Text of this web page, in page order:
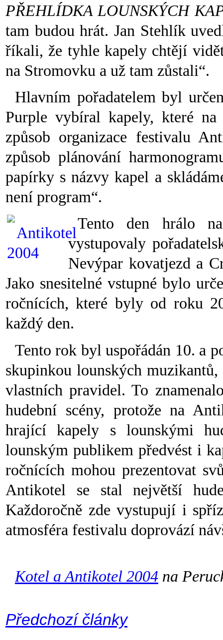
PŘEHLÍDKA LOUNSKÝCH
tam budou hrát. Jan Stehlík
říkali, že tyhle kapely chtějí
na Stromovku a už tam zůstali“.
Hlavním pořadatelem byl
Purple vybíral kapely, které
způsob organizace festivalu
způsob plánování
papírky s názvy kapel a
není program“.
Tento den hrálo
vystupovaly
Nevýpar kovatjezd a
Jako snesitelné vstupné bylo
ročnících, které byly od roku
každý den.
Tento rok byl uspořádán 10. a
skupinkou lounských
vlastních pravidel. To
hudební scény, protože na
hrající kapely s lounskými
lounským publikem předvést i
ročnících mohou prezentovat
Antikotel se stal největší
Každoročně zde vystupují i
atmosféra festivalu doprovází
Kotel a Antikotel 2004na
Předchozí články